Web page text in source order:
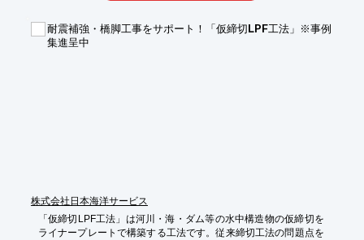
■斜面とアンカーの維持管理が可能
■誰でも目盛りを読むだけで観測できる
耐震補強・橋脚工事をサポート！「仮締切LPF工法」※事例
集進呈中
株式会社日本海洋サービス
「仮締切LPF工法」は河川・海・ダム等の水中構造物の仮締切を
ライナープレートで構築する工法です。従来締切工法の問題点を